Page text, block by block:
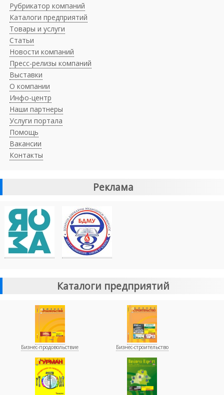
Рубрикатор компаний
Каталоги предприятий
Товары и услуги
Статьи
Новости компаний
Пресс-релизы компаний
Выставки
О компании
Инфо-центр
Наши партнеры
Услуги портала
Помощь
Вакансии
Контакты
Реклама
Каталоги предприятий
Бизнес-продовольствие Бизнес-строительство